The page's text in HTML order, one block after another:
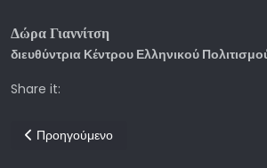
Δώρα Γιαννίτση
διευθύντρια Κέντρου Ελληνικού
Share it:
Προηγούμενο άρθρο: Η Γέννηση μια
Προηγούμενο